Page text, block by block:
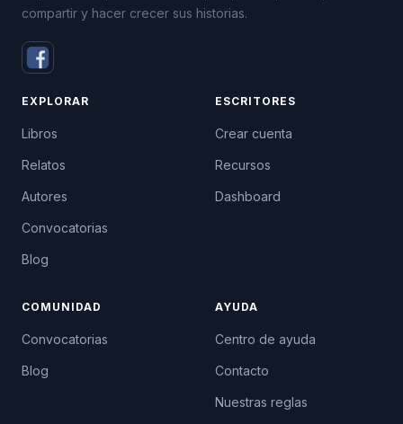
compartir y hacer crecer sus historias.
EXPLORAR
Libros
Relatos
Autores
Convocatorias
Blog
ESCRITORES
Crear cuenta
Recursos
Dashboard
COMUNIDAD
Convocatorias
Blog
AYUDA
Centro de ayuda
Contacto
Nuestras reglas